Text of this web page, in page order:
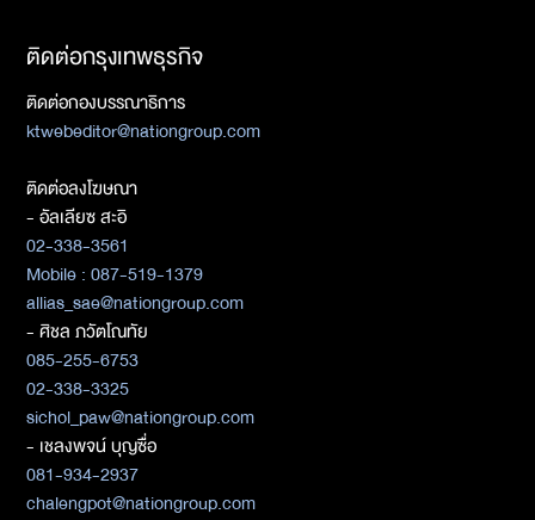
ติดต่อกรุงเทพธุรกิจ
ติดต่อกองบรรณาธิการ
ktwebeditor@nationgroup.com
ติดต่อลงโฆษณา
- อัลเลียซ สะอิ
02-338-3561
Mobile : 087-519-1379
allias_sae@nationgroup.com
- ศิชล ภวัตโณทัย
085-255-6753
02-338-3325
sichol_paw@nationgroup.com
- เชลงพจน์ บุญซื่อ
081-934-2937
chalengpot@nationgroup.com